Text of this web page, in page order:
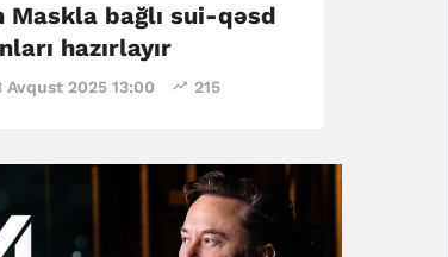
Maskla bağlı sui-qəsd
hazırlayır
Avqust 2025 13:00 215